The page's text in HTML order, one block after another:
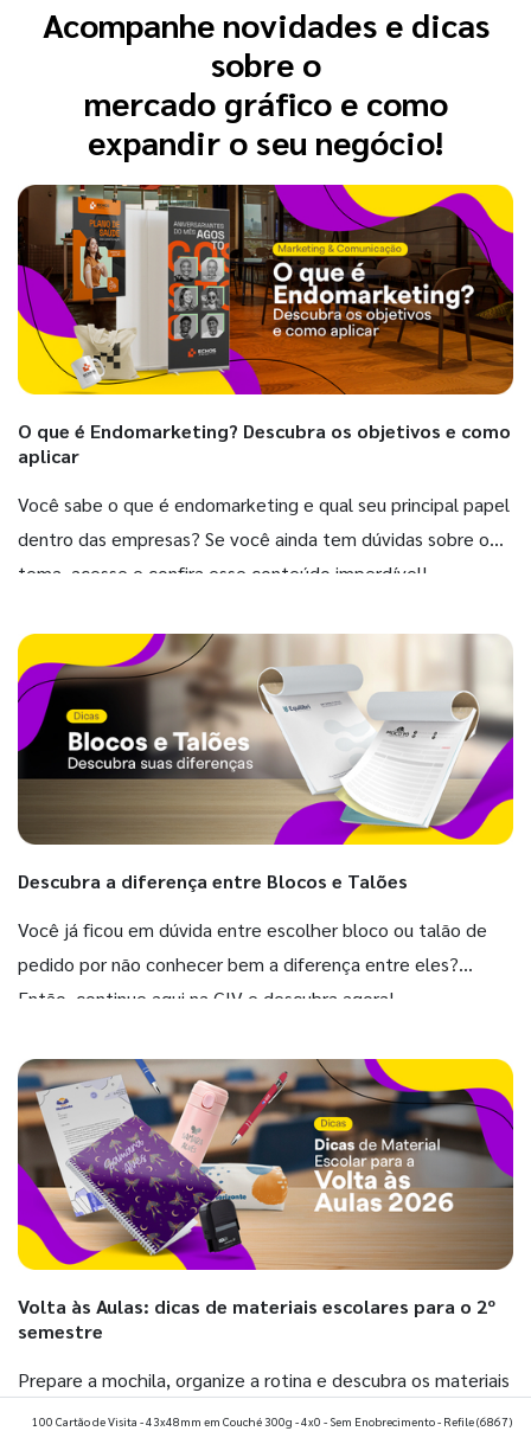
Acompanhe novidades e dicas
sobre o
mercado gráfico e como
expandir o seu negócio!
O que é Endomarketing? Descubra os objetivos e como
aplicar
Você sabe o que é endomarketing e qual seu principal papel
dentro das empresas? Se você ainda tem dúvidas sobre o
tema, acesse e confira esse conteúdo imperdível!
Descubra a diferença entre Blocos e Talões
Você já ficou em dúvida entre escolher bloco ou talão de
pedido por não conhecer bem a diferença entre eles?
Então, continue aqui na GIV e descubra agora!
Volta às Aulas: dicas de materiais escolares para o 2º
semestre
Prepare a mochila, organize a rotina e descubra os materiais
que fazem toda diferença para começar o segundo
100 Cartão de Visita - 43x48mm em Couché 300g - 4x0 - Sem Enobrecimento - Refile(6867)